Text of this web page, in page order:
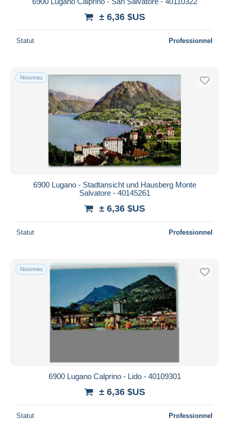
iDeal
Monde entier
Appliquer
± 6,36 $US
Statut Professionnel
Nouveau
6900 Lugano - Stadtansicht und Hausberg Monte
Salvatore - 40145261
± 6,36 $US
Statut Professionnel
Nouveau
6900 Lugano Calprino - Lido - 40109301
± 6,36 $US
Statut Professionnel